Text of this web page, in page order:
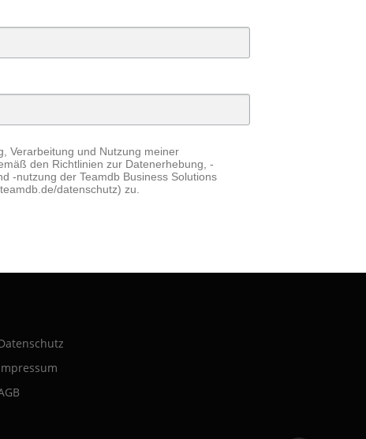
Verarbeitung und Nutzung meiner
den Richtlinien zur Datenerhebung, -
-nutzung der Teamdb Business Solutions
datenschutz) zu.